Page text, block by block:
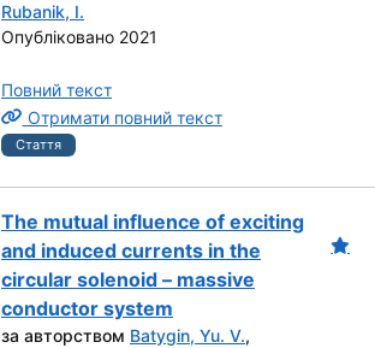
Rubanik, I.
Опубліковано 2021
Повний текст
Отримати повний текст
Стаття
The mutual influence of exciting
and induced currents in the
circular solenoid – massive
conductor system
за авторством Batygin, Yu. V.,